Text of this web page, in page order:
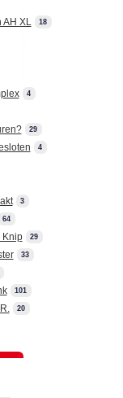
AH XL 18
4
29
4
3
64
Knip 29
33
101
20